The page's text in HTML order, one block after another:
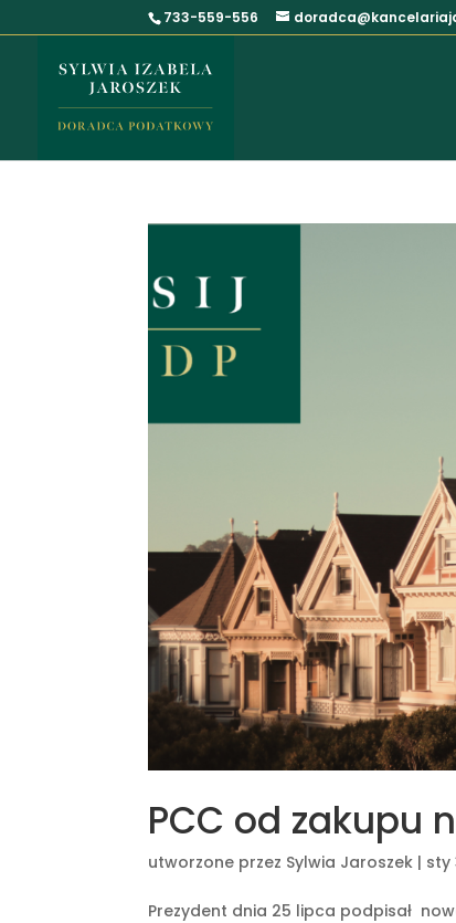
733-559-556
PCC od zakupu
utworzone przez Sylwia Jaroszek | sty
Prezydent dnia 25 lipca podpisał